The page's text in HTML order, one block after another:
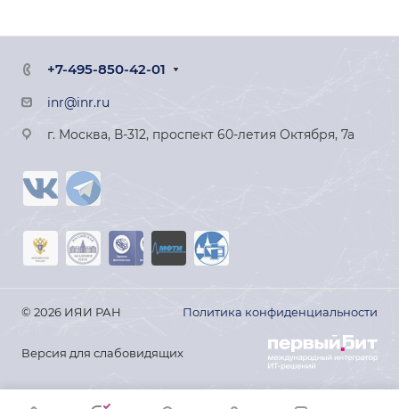
+7-495-850-42-01
inr@inr.ru
г. Москва, В-312, проспект 60-летия Октября, 7а
© 2026 ИЯИ РАН Политика конфиденциальности
Версия для слабовидящих